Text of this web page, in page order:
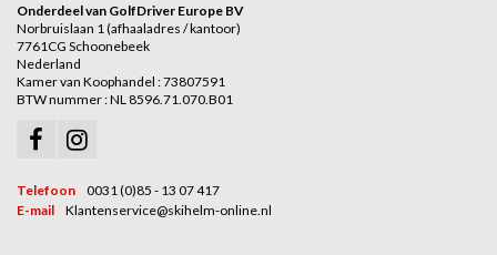
Onderdeel van GolfDriver Europe BV
Norbruislaan 1 (afhaaladres / kantoor)
7761CG Schoonebeek
Nederland
Kamer van Koophandel : 73807591
BTW nummer : NL 8596.71.070.B01
Telefoon
0031 (0)85 - 13 07 417
E-mail
Klantenservice@skihelm-online.nl